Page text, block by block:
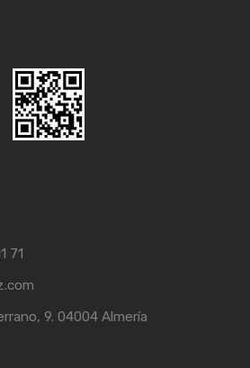
71
9. 04004 Almería